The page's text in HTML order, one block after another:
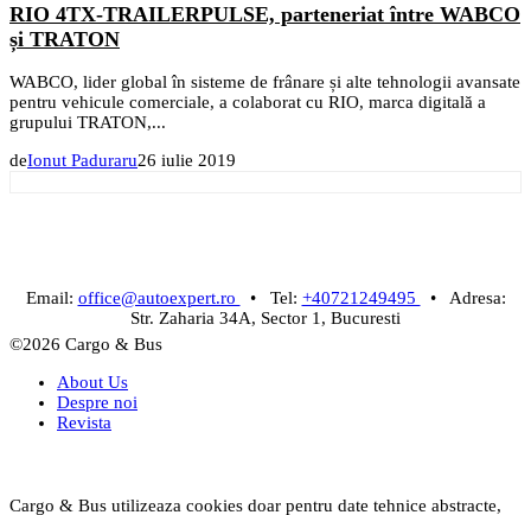
RIO 4TX-TRAILERPULSE, parteneriat între WABCO
și TRATON
WABCO, lider global în sisteme de frânare și alte tehnologii avansate
pentru vehicule comerciale, a colaborat cu RIO, marca digitală a
grupului TRATON,...
deIonut Paduraru26 iulie 2019
Email: office@autoexpert.ro • Tel: +40721249495
• Adresa:
Str. Zaharia 34A, Sector 1, Bucuresti
©2026 Cargo & Bus
About Us
Despre noi
Revista
Cargo & Bus utilizeaza cookies doar pentru date tehnice abstracte,